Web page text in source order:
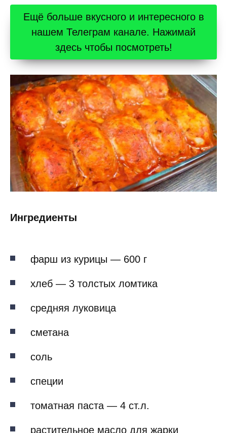
Ещё больше вкусного и интересного в
нашем Телеграм канале. Нажимай
здесь чтобы посмотреть!
Ингредиенты
фарш из курицы — 600 г
хлеб — 3 толстых ломтика
средняя луковица
сметана
соль
специи
томатная паста — 4 ст.л.
растительное масло для жарки